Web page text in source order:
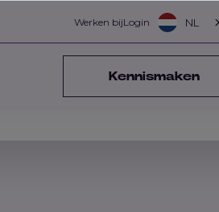
Werken bijLogin NL
Kennismaken